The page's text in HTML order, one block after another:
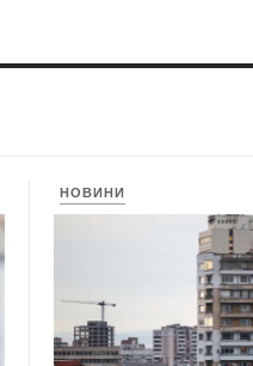
НОВИНИ